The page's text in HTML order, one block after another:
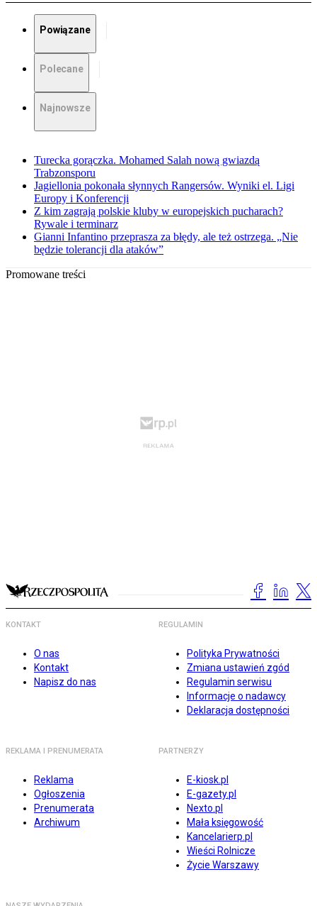
Powiązane
Polecane
Najnowsze
Turecka gorączka. Mohamed Salah nową gwiazdą
Trabzonsporu
Jagiellonia pokonała słynnych Rangersów. Wyniki el. Ligi
Europy i Konferencji
Z kim zagrają polskie kluby w europejskich pucharach?
Rywale i terminarz
Gianni Infantino przeprasza za błędy, ale też ostrzega. „Nie
będzie tolerancji dla ataków”
Promowane treści
KONTAKT
O nas
Kontakt
Napisz do nas
REGULAMIN
Polityka Prywatności
Zmiana ustawień zgód
Regulamin serwisu
Informacje o nadawcy
Deklaracja dostępności
REKLAMA I PRENUMERATA
Reklama
Ogłoszenia
Prenumerata
Archiwum
PARTNERZY
E-kiosk.pl
E-gazety.pl
Nexto.pl
Mała księgowość
Kancelarierp.pl
Wieści Rolnicze
Życie Warszawy